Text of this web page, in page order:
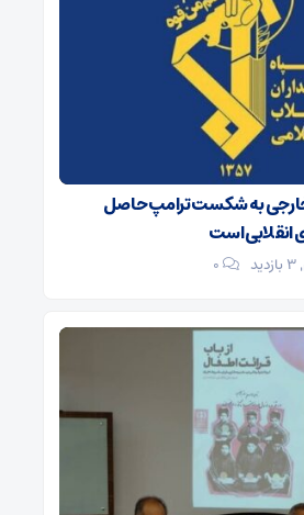
به شکست ترامپ حاصل
است
۰